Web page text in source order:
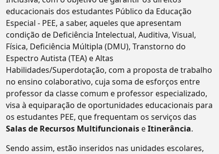
educacionais dos estudantes Público da Educação
Especial - PEE, a saber, aqueles que apresentam
condição de Deficiência Intelectual, Auditiva, Visual,
Física, Deficiência Múltipla (DMU), Transtorno do
Espectro Autista (TEA) e Altas
Habilidades/Superdotação, com a proposta de trabalho
no ensino colaborativo, cuja soma de esforços entre
professor da classe comum e professor especializado,
visa à equiparação de oportunidades educacionais para
os estudantes PEE, que frequentam os serviços das
Salas de Recursos Multifuncionais eItinerância.
Sendo assim, estão inseridos nas unidades escolares,